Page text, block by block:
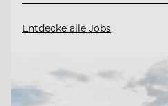
Entdecke alle Jobs